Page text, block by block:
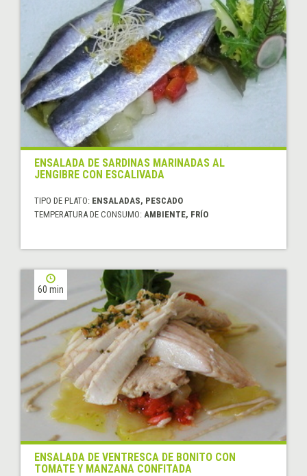
ENSALADA DE SARDINAS MARINADAS AL
JENGIBRE CON ESCALIVADA
TIPO DE PLATO: ENSALADAS, PESCADO
TEMPERATURA DE CONSUMO: AMBIENTE, FRÍO
60 min
ENSALADA DE VENTRESCA DE BONITO CON
TOMATE Y MANZANA CONFITADA